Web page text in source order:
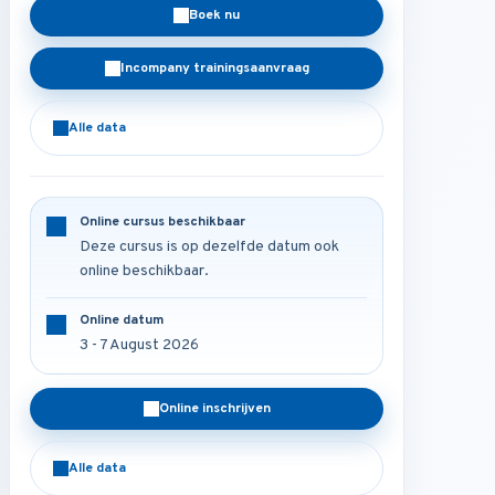
Boek nu
Incompany trainingsaanvraag
Alle data
Online cursus beschikbaar
Deze cursus is op dezelfde datum ook
online beschikbaar.
Online datum
3 - 7 August 2026
Online inschrijven
Alle data